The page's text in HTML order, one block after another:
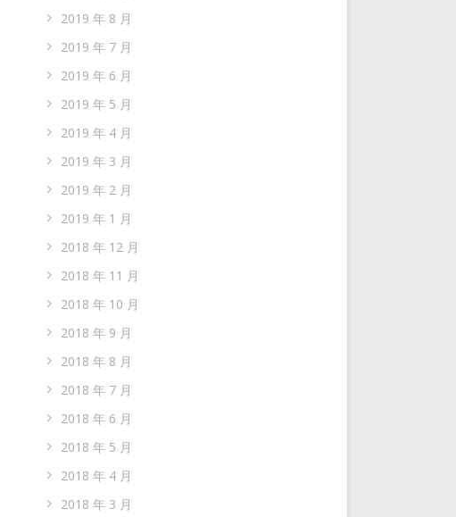
2019 年 8 月
2019 年 7 月
2019 年 6 月
2019 年 5 月
2019 年 4 月
2019 年 3 月
2019 年 2 月
2019 年 1 月
2018 年 12 月
2018 年 11 月
2018 年 10 月
2018 年 9 月
2018 年 8 月
2018 年 7 月
2018 年 6 月
2018 年 5 月
2018 年 4 月
2018 年 3 月